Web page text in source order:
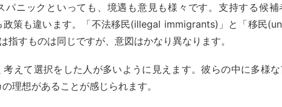
パニックといっても、境遇も意見も様々です。支持する候補
政策も違います。「不法移民(illegal immigrants)」と「移民
指すものは同じですが、意図はかなり異なります。
えて選択をした人が多いように見えます。彼らの中に多様な
理想があることが感じられます。